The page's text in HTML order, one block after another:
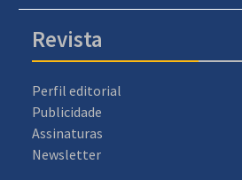
Revista
Perfil editorial
Publicidade
Assinaturas
Newsletter